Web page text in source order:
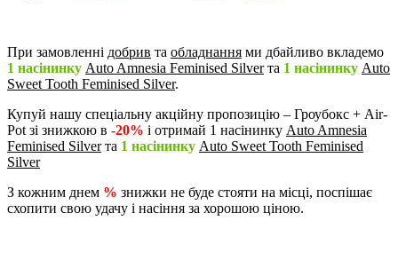
При замовленні добрив та обладнання ми дбайливо вкладемо
1 насінинку Auto Amnesia Feminised Silverта 1 насінинку Auto
Sweet Tooth Feminised Silver.
Купуй нашу спеціальну акційну пропозицію – Гроубокс + Air-
Pot зі знижкою в -20% і отримай 1 насінинку Auto Amnesia
Feminised Silverта 1 насінинку Auto Sweet Tooth Feminised
Silver
З кожним днем % знижки не буде стояти на місці, поспішає
схопити свою удачу і насіння за хорошою ціною.